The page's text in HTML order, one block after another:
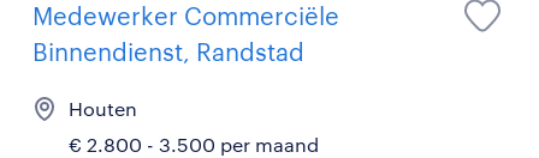
Medewerker Commerciële
Binnendienst, Randstad
Houten
€ 2.800 - 3.500 per maand